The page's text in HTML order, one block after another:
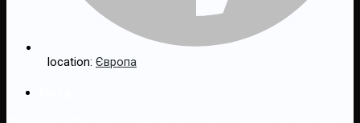
location: Європа